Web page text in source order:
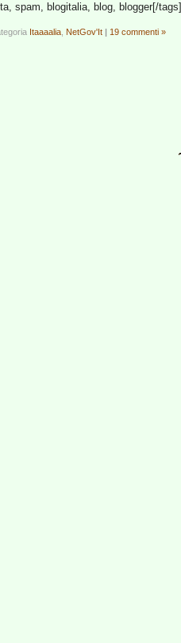
spam, blogitalia, blog, blogger[/tags]
Itaaaalia NetGov'It | 19 commenti »